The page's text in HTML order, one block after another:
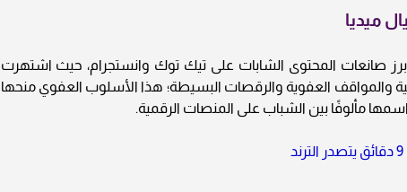
ميديا
صانعات المحتوى الشابات على تيك توك وانستجرام، حيث اشتهرت
والمواقف العفوية والرقصات البسيطة؛ هذا الأسلوب العفوي منحها
مألوفًا بين الشباب على المنصات الرقمية.